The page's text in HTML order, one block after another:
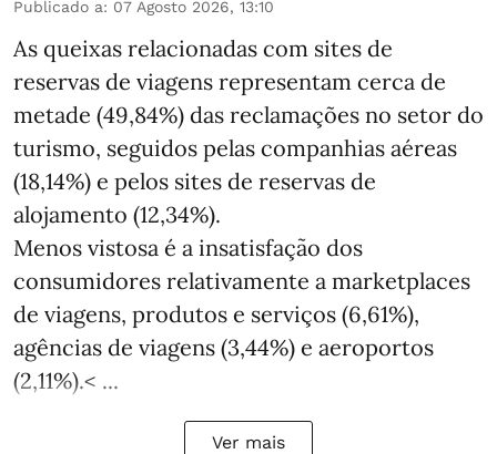
Publicado a: 07 Agosto 2026, 13:10
As queixas relacionadas com sites de
reservas de viagens representam cerca de
metade (49,84%) das reclamações no setor do
turismo, seguidos pelas companhias aéreas
(18,14%) e pelos sites de reservas de
alojamento (12,34%).
Menos vistosa é a insatisfação dos
consumidores relativamente a marketplaces
de viagens, produtos e serviços (6,61%),
agências de viagens (3,44%) e aeroportos
(2,11%).< ...
Ver mais